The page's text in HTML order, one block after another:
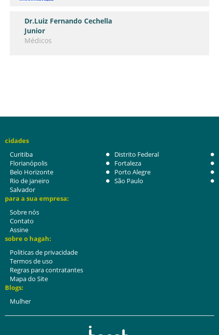
Dr.Luiz Fernando Cechella
Junior
Médicos
cidades
Curitiba
Distrito Federal
Florianópolis
Fortaleza
Belo Horizonte
Porto Alegre
Rio de janeiro
São Paulo
Salvador
para a sua empresa:
Sobre nós
Contato
Assine
sobre o hagah:
Politicas de privacidade
Termos de uso
Regras para contratantes
Mapa do Site
Blogs:
Mulher